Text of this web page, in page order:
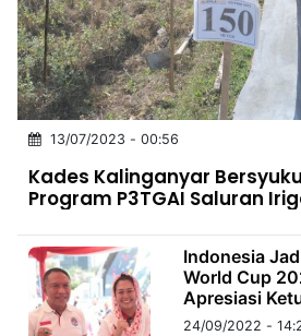
INDONESIA
Partner
NTB
Time
IDN
Jogja
Rakyat
News
Notice
Baru
Follow
Kabarbaru
13/07/2023 - 00:56
Kades Kalinganyar
Program P3TGAI Saluran
Indonesia
World Cup
Apresiasi
Wahid
24/09/2022 -